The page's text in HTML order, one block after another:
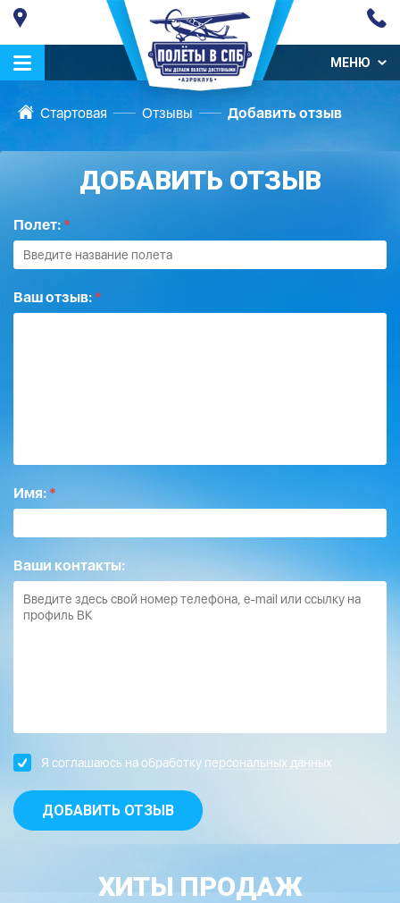
МЕНЮ
Стартовая Отзывы Добавить отзыв
ДОБАВИТЬ ОТЗЫВ
Полет: *
Ваш отзыв: *
Имя: *
Ваши контакты:
Я соглашаюсь на обработку персональных данных
ХИТЫ ПРОДАЖ